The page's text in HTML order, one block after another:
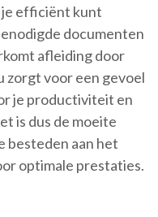
efficiënt kunt
documenten
afleiding door
zorgt voor een gevoel
je productiviteit en
is dus de moeite
besteden aan het
optimale prestaties.